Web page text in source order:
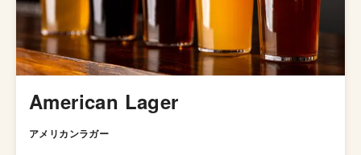
Carbon Brewsは、最大8種類の定番ビールと、年間20種
類の季節限定ビールやスペシャルリリースを提供してお
り、特にダブルヘイジーIPA「クレイジーリッチルプリン
ズ」や、ピンク色のベルリナーヴァイス「サワーパンチ」
東京・赤坂に世界初のタップルーム「Carbon Brews
Tokyo」がオープンしました。ここでは、Carbon Brews
American Lager
アメリカンラガー